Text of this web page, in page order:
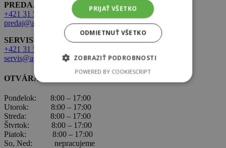
PREDAJ:
+421 31 569 2 502
predaj@autobors.sk
SERVIS:
+421 31 569 1 080
servis@autobors.sk
OTVÁRACIE HODINY
Pondelok: 8:00 – 17:00
Utorok: 8:00 – 17:00
Streda: 8:00 – 17:00
Štvrtok: 8:00 – 17:00
Piatok: 8:00 – 17:00
So, Ned: nepracujeme
PRIJAŤ VŠETKO
ODMIETNUŤ VŠETKO
ZOBRAZIŤ PODROBNOSTI
POWERED BY COOKIESCRIPT